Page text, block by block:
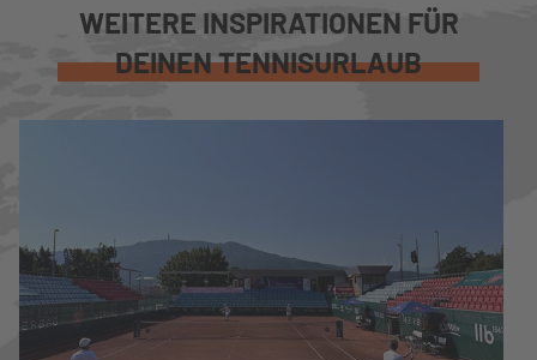
WEITERE INSPIRATIONEN FÜR
DEINEN TENNISURLAUB